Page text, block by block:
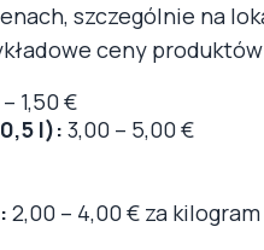
szczególnie na
ceny
1,50 €
l): 3,00 – 5,00 €
2,00 – 4,00 € za kilogram